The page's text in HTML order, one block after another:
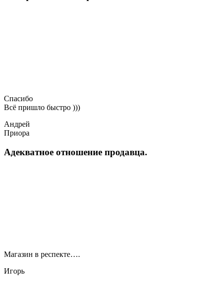
Спасибо
Всё пришло быстро )))
Андрей
Приора
Адекватное отношение продавца.
Магазин в респекте….
Игорь